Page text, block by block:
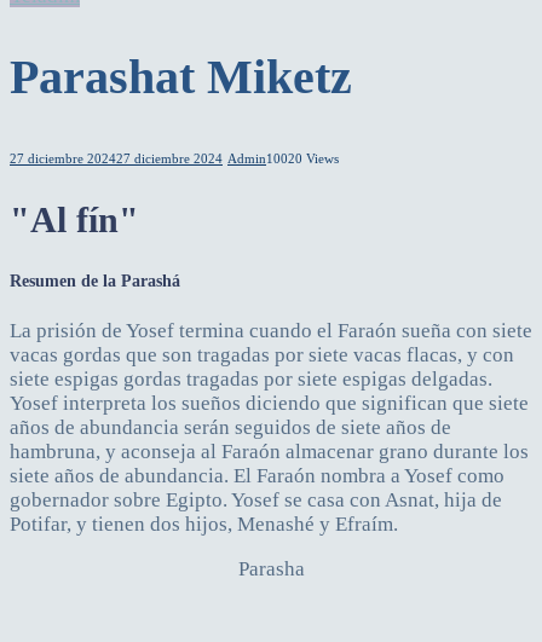
Parashat Miketz
27 diciembre 202427 diciembre 2024 Admin10020 Views
"Al fín"
Resumen de la Parashá
La prisión de Yosef termina cuando el Faraón sueña con siete
vacas gordas que son tragadas por siete vacas flacas, y con
siete espigas gordas tragadas por siete espigas delgadas.
Yosef interpreta los sueños diciendo que significan que siete
años de abundancia serán seguidos de siete años de
hambruna, y aconseja al Faraón almacenar grano durante los
siete años de abundancia. El Faraón nombra a Yosef como
gobernador sobre Egipto. Yosef se casa con Asnat, hija de
Potifar, y tienen dos hijos, Menashé y Efraím.
Parasha